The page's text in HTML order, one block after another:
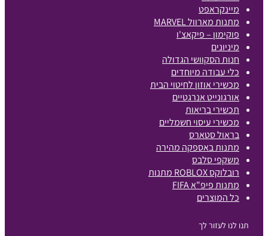
מיינקראפט
מתנות מארוול MARVEL
פוקימון – פיקאצ'ו
מיניונים
חנות הסקוושי הגדולה
כלי עבודה מיוחדים
מכשירי אוזון לחיטוי הבית
אורגונייט אנרגטיים
תכשירי בריאות
מכשירי עיסוי חשמליים
בראול סטארס
מתנות באספקה מהירה
משקפי סלבס
רובלוקס ROBLOX מתנות
מתנות פיפ"א FIFA
כל המוצרים
תנו לנו לעזור לך